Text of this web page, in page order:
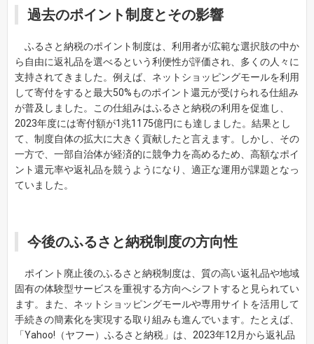
過去のポイント制度とその影響
ふるさと納税のポイント制度は、利用者が広範な選択肢の中か
ら自由に返礼品を選べるという利便性が評価され、多くの人々に
支持されてきました。例えば、ネットショッピングモールを利用
して寄付をすると最大50%ものポイント還元が受けられる仕組み
が普及しました。この仕組みはふるさと納税の利用を促進し、
2023年度には寄付額が1兆1175億円にも達しました。結果とし
て、制度自体の拡大に大きく貢献したと言えます。しかし、その
一方で、一部自治体が経済的に競争力を高めるため、高額なポイ
ント還元率や返礼品を競うようになり、適正な運用が課題となっ
ていました。
今後のふるさと納税制度の方向性
ポイント廃止後のふるさと納税制度は、質の高い返礼品や地域
固有の体験型サービスを重視する方向へシフトすると見られてい
ます。また、ネットショッピングモールや専用サイトを活用して
手続きの簡素化を実現する取り組みも進んでいます。たとえば、
「Yahoo!（ヤフー）ふるさと納税」は、2023年12月から返礼品